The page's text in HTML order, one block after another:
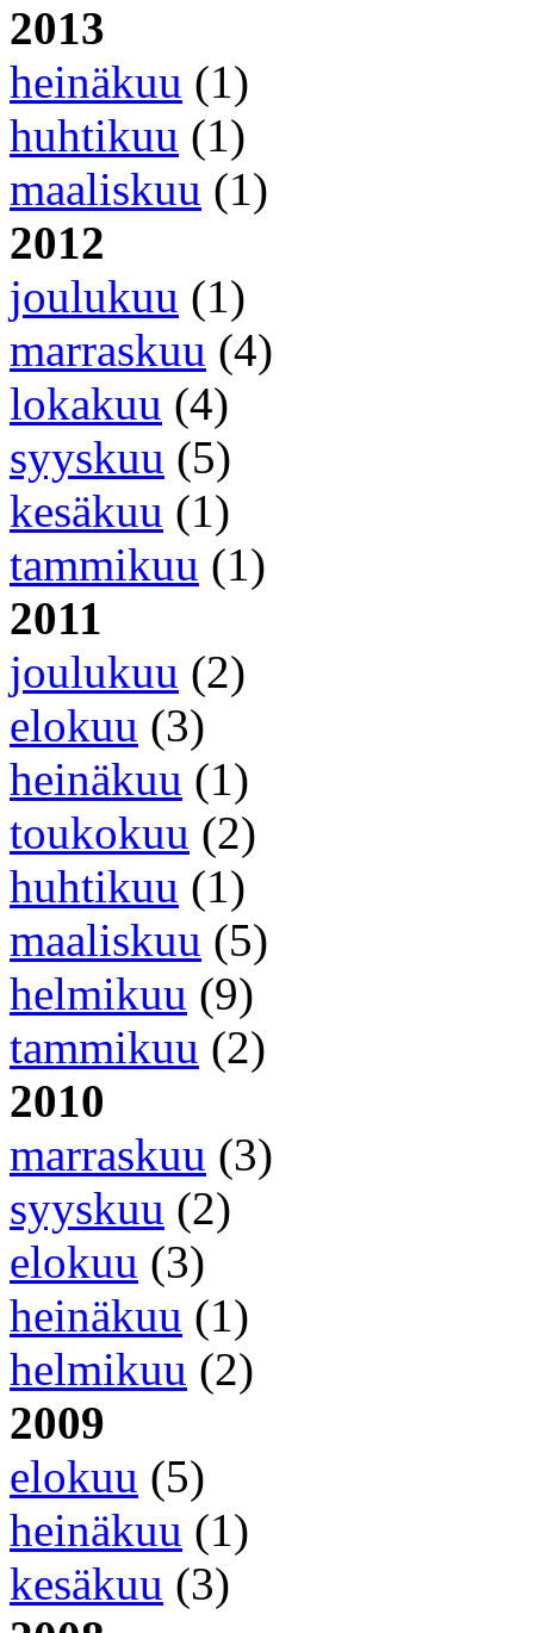
2013
heinäkuu (1)
huhtikuu (1)
maaliskuu (1)
2012
joulukuu (1)
marraskuu (4)
lokakuu (4)
syyskuu (5)
kesäkuu (1)
tammikuu (1)
2011
joulukuu (2)
elokuu (3)
heinäkuu (1)
toukokuu (2)
huhtikuu (1)
maaliskuu (5)
helmikuu (9)
tammikuu (2)
2010
marraskuu (3)
syyskuu (2)
elokuu (3)
heinäkuu (1)
helmikuu (2)
2009
elokuu (5)
heinäkuu (1)
kesäkuu (3)